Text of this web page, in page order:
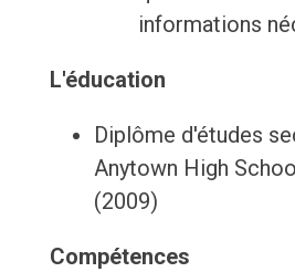
informations
L'éducation
Diplôme d'études
Anytown High
(2009)
Compétences